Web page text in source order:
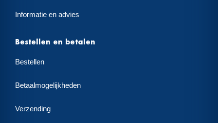
Informatie en advies
Bestellen en betalen
Bestellen
Betaalmogelijkheden
Verzending